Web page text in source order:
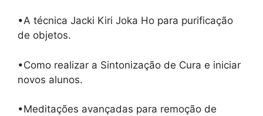
•A técnica Jacki Kiri Joka Ho para purificação
de objetos.
•Como realizar a Sintonização de Cura e iniciar
novos alunos.
•Meditações avançadas para remoção de